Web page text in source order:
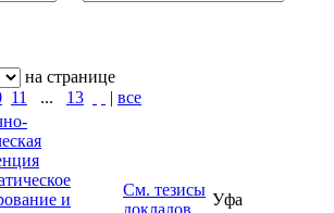
на странице
11 ... 13 | все
и
См. тезисы
докладов
Уфа